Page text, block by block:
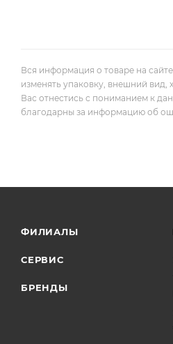
Вся информация о товаре на
изменять упаковку, внешний
Вас отнестись с пониманием к
благодарны за информацию об
ФИЛИАЛЫ
СЕРВИС
БРЕНДЫ